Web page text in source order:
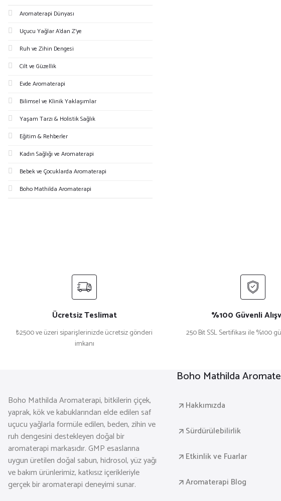
Aromaterapi Dünyası
Uçucu Yağlar A’dan Z’ye
Ruh ve Zihin Dengesi
Cilt ve Güzellik
Evde Aromaterapi
Bilimsel ve Klinik Yaklaşımlar
Yaşam Tarzı & Holistik Sağlık
Eğitim & Rehberler
Kadın Sağlığı ve Aromaterapi
Bebek ve Çocuklarda Aromaterapi
Boho Mathilda Aromaterapi
Ücretsiz Teslimat
₺2500 ve üzeri siparişlerinizde ücretsiz gönderi
imkanı
%100 Güvenli
250 Bit SSL Sertifikası ile %100
Boho Mathilda Aromaterapi, bitkilerin çiçek,
yaprak, kök ve kabuklarından elde edilen saf
uçucu yağlarla formüle edilen, beden, zihin ve
ruh dengesini destekleyen doğal bir
aromaterapi markasıdır. GMP esaslarına
uygun üretilen doğal sabun, hidrosol, yüz yağı
ve bakım ürünlerimiz, katkısız içerikleriyle
gerçek bir aromaterapi deneyimi sunar.
Boho Mathilda
Hakkımızda
Sürdürülebilirlik
Etkinlik ve Fuarlar
Aromaterapi Blog